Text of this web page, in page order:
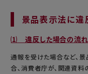
景品表示法に違
⑴ 違反した場合の流れ
通報を受けた場合など、
合、消費者庁が、関連資